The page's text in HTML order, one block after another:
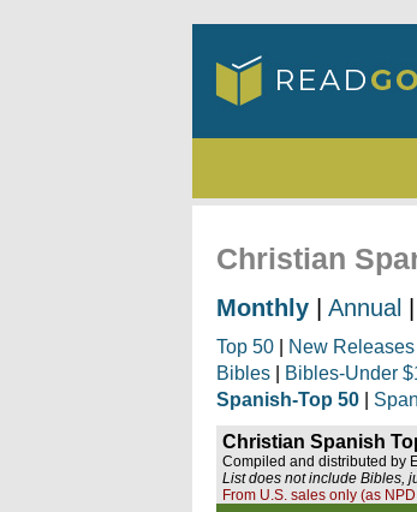
Christian
Monthly Annual
Top 50 New Releases
Bibles
Bibles-Under
Spanish-Top 50
Christian Spanish
Compiled and distributed by
List does not include Bibles,
From U.S. sales only (as